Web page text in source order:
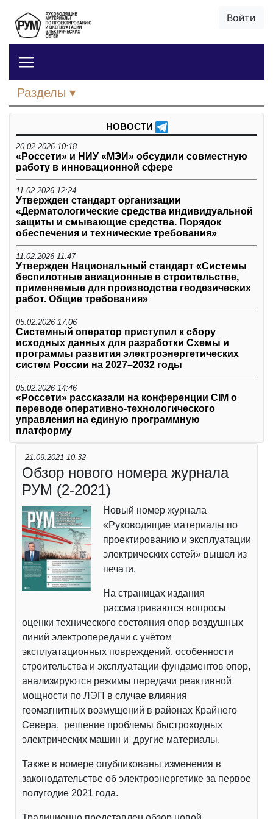
Войти
Разделы
НОВОСТИ
20.02.2026 10:18
«Россети» и НИУ «МЭИ» обсудили совместную
работу в инновационной сфере
11.02.2026 12:24
Утвержден стандарт организации
«Дерматологические средства индивидуальной
защиты и смывающие средства. Порядок
обеспечения и технические требования»
11.02.2026 11:47
Утвержден Национальный стандарт «Системы
беспилотные авиационные в строительстве,
применяемые для производства геодезических
работ. Общие требования»
05.02.2026 17:06
Системный оператор приступил к сбору
исходных данных для разработки Схемы и
программы развития электроэнергетических
систем России на 2027–2032 годы
05.02.2026 14:46
«Россети» рассказали на конференции CIM о
переводе оперативно-технологического
управления на единую программную
платформу
21.09.2021 10:32
Обзор нового номера журнала
РУМ (2-2021)
Новый номер журнала
«Руководящие материалы по
проектированию и эксплуатации
электрических сетей» вышел из
печати.
На страницах издания
рассматриваются вопросы
оценки технического состояния опор воздушных
линий электропередачи с учётом
эксплуатационных повреждений, особенности
строительства и эксплуатации фундаментов опор,
анализируются режимы передачи реактивной
мощности по ЛЭП в случае влияния
геомагнитных возмущений в районах Крайнего
Севера, решение проблемы быстроходных
электрических машин и другие материалы.
Также в номере опубликованы изменения в
законодательстве об электроэнергетике за первое
полугодие 2021 года.